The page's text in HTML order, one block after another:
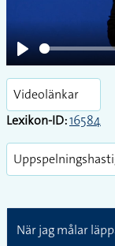
Play
Videolänkar
Lexikon-ID:16584
När jag målar